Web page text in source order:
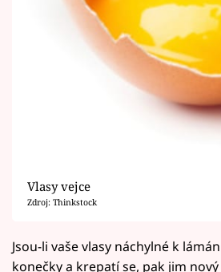
Vlasy vejce
Zdroj: Thinkstock
Jsou-li vaše vlasy náchylné k
konečky a krepatí se, pak jim